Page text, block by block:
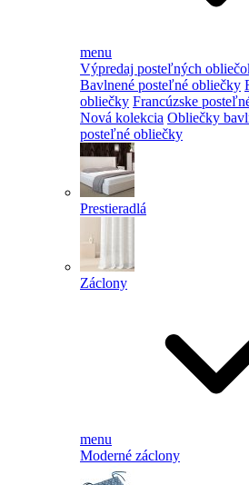
menu
Výpredaj posteľných
Bavlnené posteľné obliečky
obliečky Francúzske
Nová kolekcia Obliečky
posteľné obliečky
Prestieradlá
Záclony
menu
Moderné záclony